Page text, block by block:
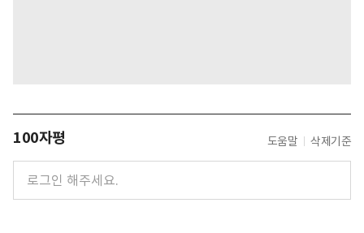
100자평 도움말 삭제기준